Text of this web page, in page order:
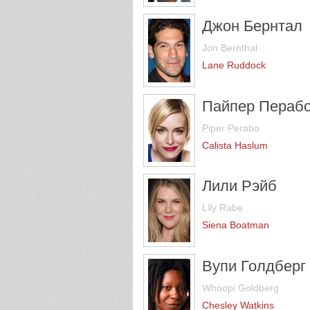
Джон Бернтал
Jon Bernthal
Lane Ruddock
Пайпер
Piper Perabo
Calista Haslum
Лили Рэйб
Lily Rabe
Siena Boatman
Вупи Голдберг
Whoopi Goldberg
Chesley Watkins